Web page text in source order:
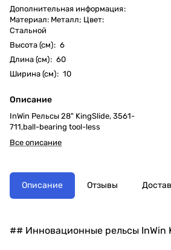
Дополнительная информация:
Материал: Металл; Цвет:
Стальной
Высота (см): 6
Длина (см): 60
Ширина (см): 10
Описание
InWin Рельсы 28" KingSlide, 3561-
711,ball-bearing tool-less
Все описание
Описание Отзывы
## Инновационные рельсы InWin